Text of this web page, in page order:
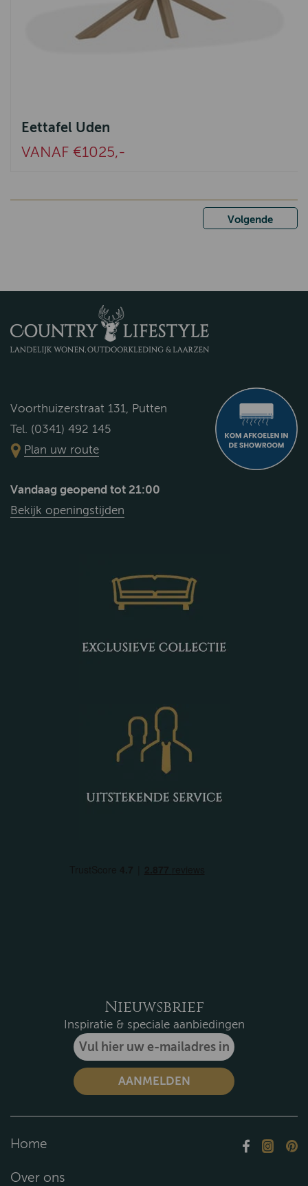
Eettafel Uden
VANAF €1025,-
Volgende
Voorthuizerstraat 131, Putten
Tel. (0341) 492 145
Plan uw route
Vandaag geopend tot 21:00
Bekijk openingstijden
Nieuwsbrief
Inspiratie & speciale aanbiedingen
Home
Over ons